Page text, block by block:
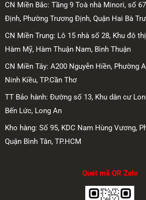
CN Miền Bắc: Tầng 9 Toà nhà Minori, số
Định, Phường Trương Định, Quận Hai Bà
CN Miền Trung: Lô 15 nhà số 28, Khu đô
Hàm Mỹ, Hàm Thuận Nam, Bình Thuận
CN Miền Tây: A200 Nguyễn Hiền, Phường
Ninh Kiều, TP.Cần Thơ
TT Bảo hành: Đường số 13, Khu dân cư
Bến Lức, Long An
Kho hàng: Số 95, KDC Nam Hùng Vương,
Quận Bình Tân, TP.HCM
Quét mã QR Zalo